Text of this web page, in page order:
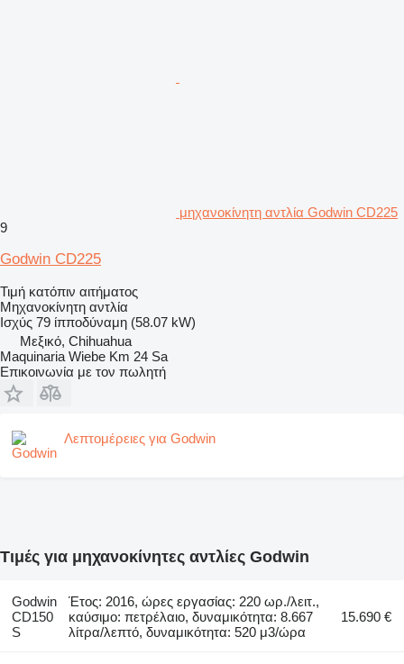
μηχανοκίνητη αντλία Godwin CD225
9
Godwin CD225
Τιμή κατόπιν αιτήματος
Μηχανοκίνητη αντλία
Ισχύς 79 ίπποδύναμη (58.07 kW)
Μεξικό, Chihuahua
Maquinaria Wiebe Km 24 Sa
Επικοινωνία με τον πωλητή
Λεπτομέρειες για Godwin
Τιμές για μηχανοκίνητες αντλίες Godwin
Godwin
CD150
S
Έτος: 2016, ώρες εργασίας: 220 ωρ./λειτ.,
καύσιμο: πετρέλαιο, δυναμικότητα: 8.667
λίτρα/λεπτό, δυναμικότητα: 520 μ3/ώρα
15.690 €